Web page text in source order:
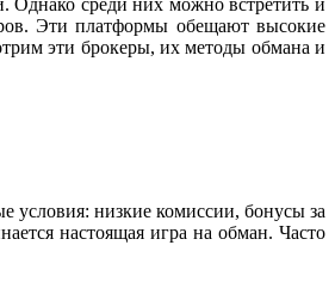
Эти платформы обещают высокие
эти брокеры, их методы обмана и
условия: низкие комиссии, бонусы за
настоящая игра на обман. Часто